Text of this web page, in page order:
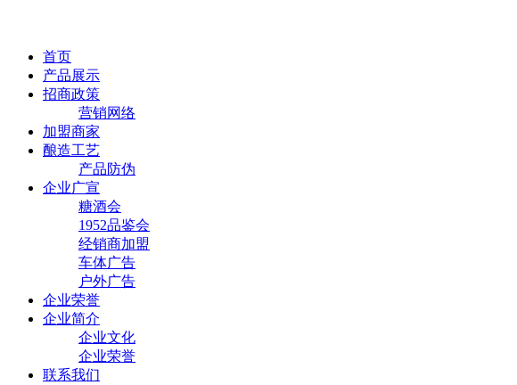
首页
产品展示
招商政策
营销网络
加盟商家
酿造工艺
产品防伪
企业广宣
糖酒会
1952品鉴会
经销商加盟
车体广告
户外广告
企业荣誉
企业简介
企业文化
企业荣誉
联系我们